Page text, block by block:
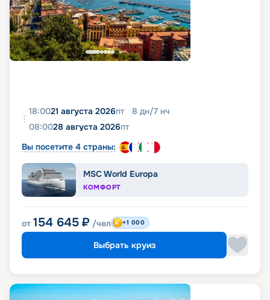
18:0021 августа 2026пт 8 дн/7 нч
08:0028 августа 2026пт
Вы посетите 4 страны:
MSC World Europa
КОМФОРТ
от 154 645 ₽ /чел +1 000
Выбрать круиз